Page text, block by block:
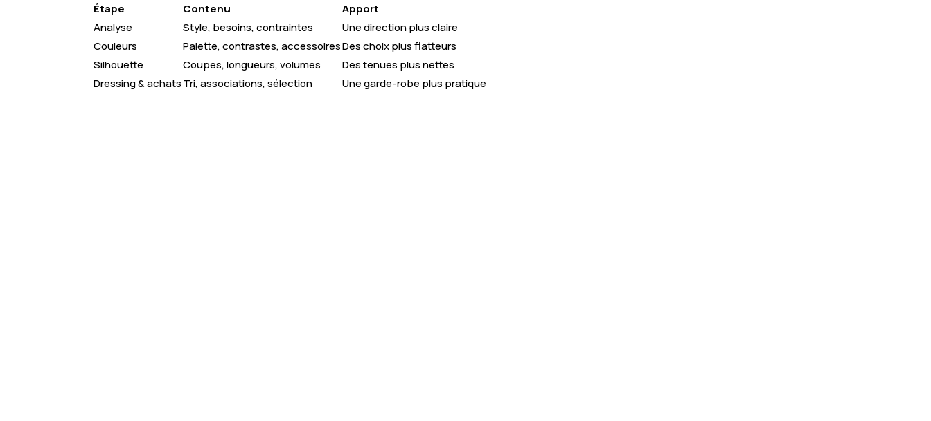
Étape
Contenu
Apport
Analyse
Style, besoins, contraintes
Une direction plus claire
Couleurs
Palette, contrastes, accessoiresDes choix plus flatteurs
Silhouette
Coupes, longueurs, volumes
Des tenues plus nettes
Dressing & achatsTri, associations, sélection Une garde-robe plus pratique